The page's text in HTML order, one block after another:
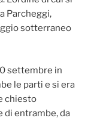
Parcheggi,
sotterraneo
settembre in
le parti e si era
chiesto
di entrambe, da